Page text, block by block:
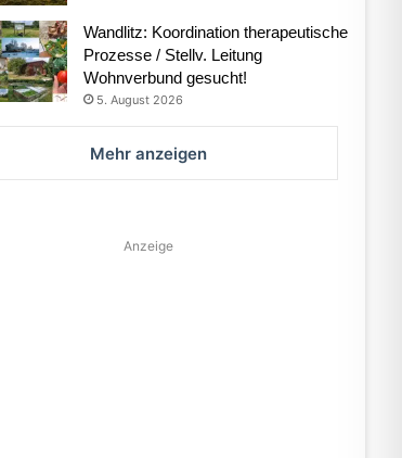
Wandlitz: Koordination therapeutische
Prozesse / Stellv. Leitung
Wohnverbund gesucht!
5. August 2026
Mehr anzeigen
Anzeige